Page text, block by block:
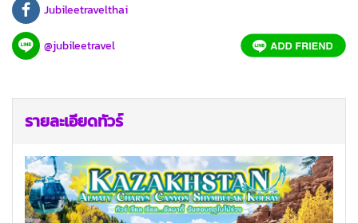
Jubileetravelthai
@jubileetravel
รายละเอียดทัวร์